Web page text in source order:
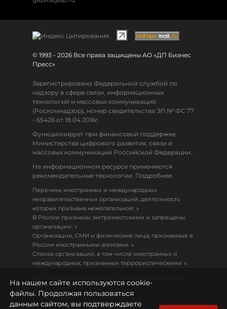
© 1993 - 2026 Все права защищены АО «ДП Бизнес
Пресс»
Зарегистрировано Федеральной службой по
надзору в сфере связи, информационных
технологий и массовых коммуникаций
(Роскомнадзор), номер свидетельства ЭЛ № ФС 77
- 65426 от 18.04.2016г.
Функционирует при финансовой поддержке
Министерства цифрового развития, связи и
массовых коммуникаций Российской Федерации.
На информационном ресурсе применяются
рекомендательные технологии. Подробнее.
Перечень иностранных и международных
неправительственных организаций, деятельность
которых признана нежелательной: ↓
В России признаны экстремистскими и запрещены
организации: ↓
Организации, СМИ и физические лица, признанные в
России иностранными агентами: ↓
Список организаций, в том числе иностранных и
международных, признанных террористическими ↓
18+
Политика конфиденциальности
На нашем сайте используются cookie-
файлы. Продолжая пользоваться
данным сайтом, вы подтверждаете